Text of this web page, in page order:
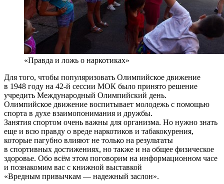
«Правда и ложь о наркотиках»
Для того, чтобы популяризовать Олимпийское движение
в 1948 году на 42-й сессии МОК было принято решение
учредить Международный Олимпийский день.
Олимпийское движение воспитывает молодежь с помощью
спорта в духе взаимопонимания и дружбы.
Занятия спортом очень важны для организма. Но нужно знать
еще и всю правду о вреде наркотиков и табакокурения,
которые пагубно влияют не только на результаты
в спортивных достижениях, но также и на общее физическое
здоровье. Обо всём этом поговорим на информационном часе
и познакомим вас с книжной выставкой
«Вредным привычкам — надежный заслон».